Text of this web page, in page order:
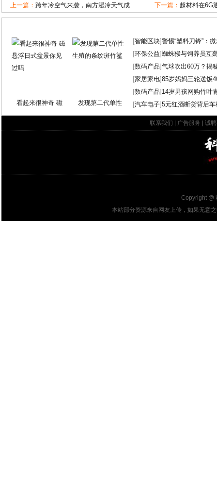
上一篇： 跨年冷空气来袭，南方湿冷天气成 下一篇： 超材料在6G
看起来很神奇 磁 发现第二代单性
[智能区块]警惕“塑料刀锋”：
[环保公益]蜘蛛猴与饲养员互
[数码产品]气球吹出60万？揭
[家居家电]85岁妈妈三轮送饭
[数码产品] 14岁男孩网购竹叶
[汽车电子]5元红酒断货背后
联系我们 广告服务 诚
Copyright @
本站部分资源来自网友上传，如果无意